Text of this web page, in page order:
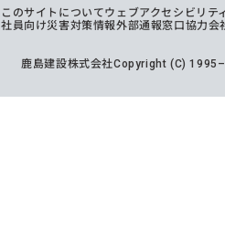
このサイトについてウェブアクセシビリテ
社員向け災害対策情報外部通報窓口協力会
鹿島建設株式会社Copyright (C)